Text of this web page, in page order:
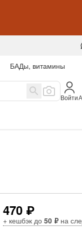
БАДы, витамины
Войти
470 ₽
+ кешбэк до 50 ₽ на